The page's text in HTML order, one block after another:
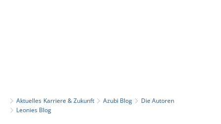
Aktuelles Karriere & Zukunft Azubi Blog
Die Autoren
Leonies Blog